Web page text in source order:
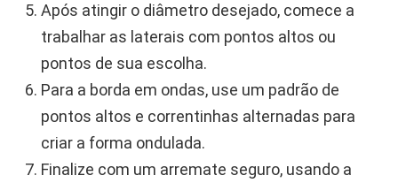
Após atingir o diâmetro desejado, comece a
trabalhar as laterais com pontos altos ou
pontos de sua escolha.
Para a borda em ondas, use um padrão de
pontos altos e correntinhas alternadas para
criar a forma ondulada.
Finalize com um arremate seguro, usando a